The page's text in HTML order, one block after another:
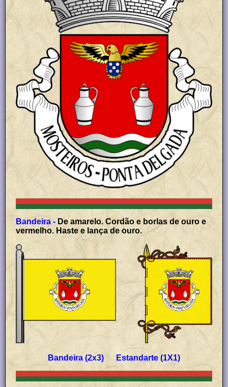
Bandeira - De amarelo. Cordão e borlas de ouro e
vermelho. Haste e lança de ouro.
Bandeira (2x3) Estandarte (1X1)